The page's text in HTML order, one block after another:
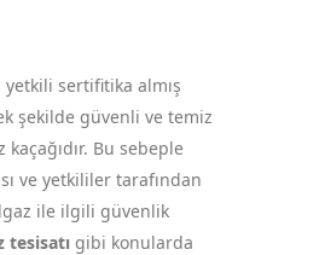
yetkili sertifitika almış
şekilde güvenli ve temiz
Bu sebeple
ve yetkililer tarafından
ile ilgili güvenlik
tesisatı gibi konularda